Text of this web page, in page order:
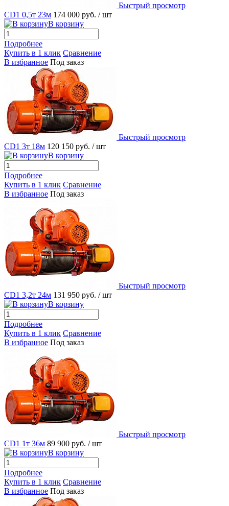
Быстрый просмотр
CD1 0,5т 23м 174 000 руб. / шт
В корзину
Подробнее
Купить в 1 клик Сравнение
В избранное Под заказ
Быстрый просмотр
CD1 3т 18м 120 150 руб. / шт
В корзину
Подробнее
Купить в 1 клик Сравнение
В избранное Под заказ
Быстрый просмотр
CD1 3,2т 24м 131 950 руб. / шт
В корзину
Подробнее
Купить в 1 клик Сравнение
В избранное Под заказ
Быстрый просмотр
CD1 1т 36м 89 900 руб. / шт
В корзину
Подробнее
Купить в 1 клик Сравнение
В избранное Под заказ